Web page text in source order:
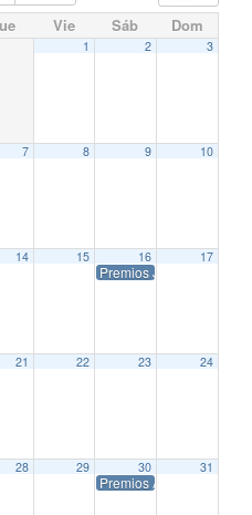
Vie Sáb Dom
1 2 3
7 8 9 10
Show -CES- 2021
14 15 16
Premios José María
17
21 22 23 24
28 29 30
Premios Asecan del
31